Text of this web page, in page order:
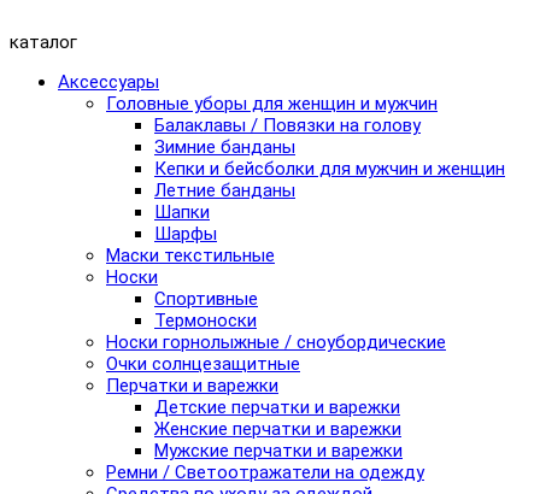
каталог
Аксессуары
Головные уборы для женщин и мужчин
Балаклавы / Повязки на голову
Зимние банданы
Кепки и бейсболки для мужчин и женщин
Летние банданы
Шапки
Шарфы
Маски текстильные
Носки
Спортивные
Термоноски
Носки горнолыжные / сноубордические
Очки солнцезащитные
Перчатки и варежки
Детские перчатки и варежки
Женские перчатки и варежки
Мужские перчатки и варежки
Ремни / Светоотражатели на одежду